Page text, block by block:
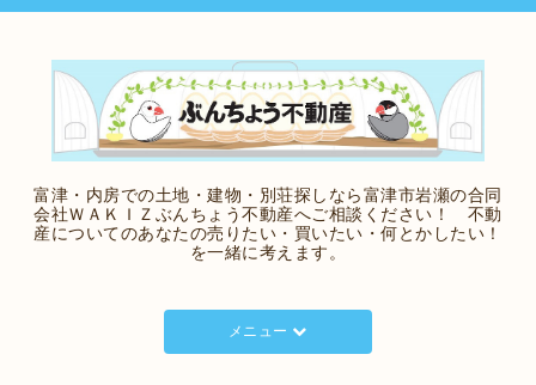
富津・内房での土地・建物・別荘探しなら富津市岩瀬の合同
会社ＷＡＫＩＺぶんちょう不動産へご相談ください！ 不動
産についてのあなたの売りたい・買いたい・何とかしたい！
を一緒に考えます。
メニュー